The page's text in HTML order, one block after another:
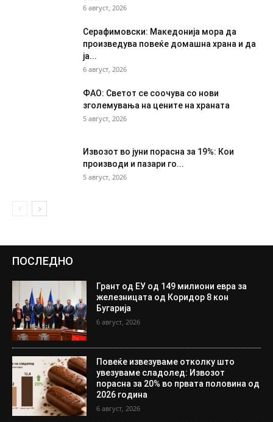
6 август, 2026
Серафимовски: Македонија мора да
произведува повеќе домашна храна и да
ја...
6 август, 2026
ФАО: Светот се соочува со нови
зголемувања на цените на храната
5 август, 2026
Извозот во јуни порасна за 19%: Кои
производи и пазари го...
5 август, 2026
ПОСЛЕДНО
Грант од ЕУ од 149 милиони евра за
железницата од Коридор 8 кон
Бугарија
6 август, 2026
Повеќе извезуваме отколку што
увезуваме сладолед: Извозот
порасна за 20% во првата половина од
2026 година
6 август, 2026